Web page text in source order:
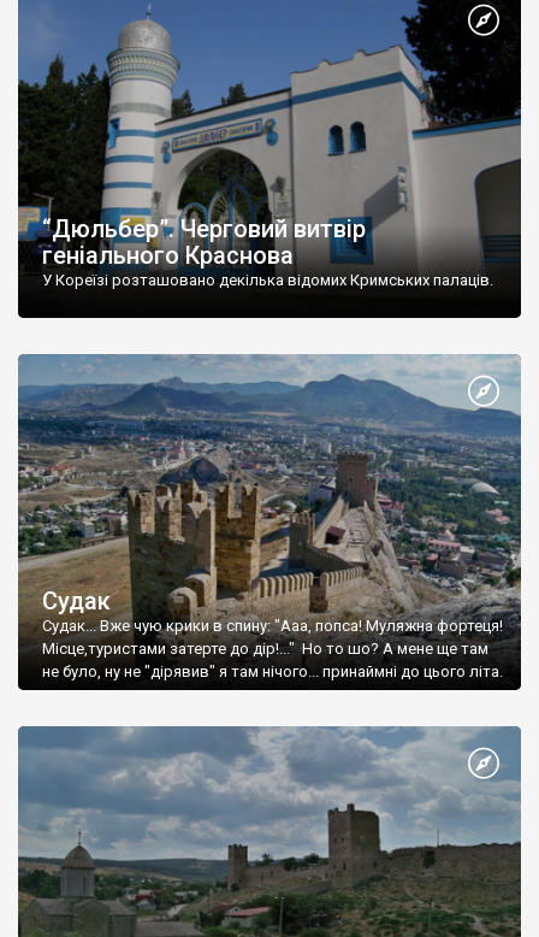
“Дюльбер”. Черговий витвір
геніального Краснова
У Кореїзі розташовано декілька відомих Кримських палаців.
Судак
Судак... Вже чую крики в спину: "Ааа, попса! Муляжна фортеця!
Місце,туристами затерте до дір!..." Но то шо? А мене ще там
не було, ну не "дірявив" я там нічого... принаймні до цього літа.